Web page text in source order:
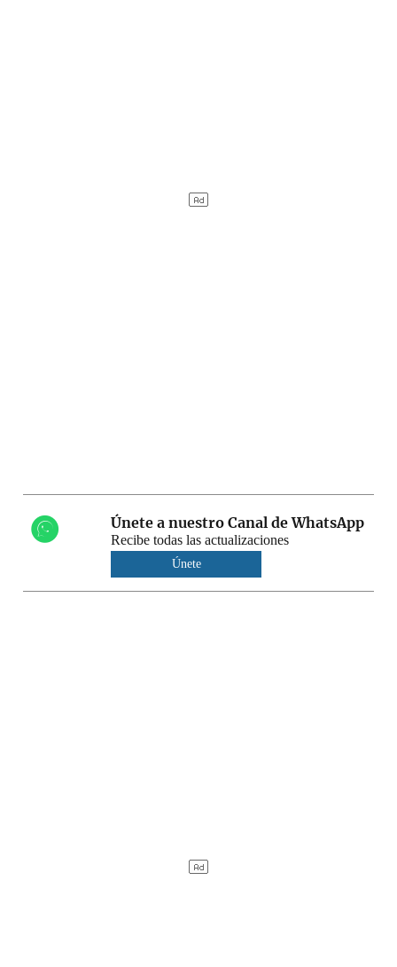
Únete a nuestro Canal de WhatsApp
Recibe todas las actualizaciones
Únete